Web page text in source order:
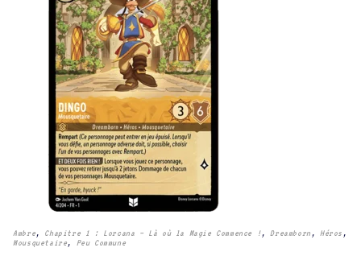
Ambre, Chapitre 1 : Lorcana – Là où la Magie Commence !, Dreamborn , Héros ,
Mousquetaire, Peu Commune